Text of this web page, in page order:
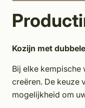
Kozijn met
Bij elke kempische
creëren. De keuze
mogelijkheid om